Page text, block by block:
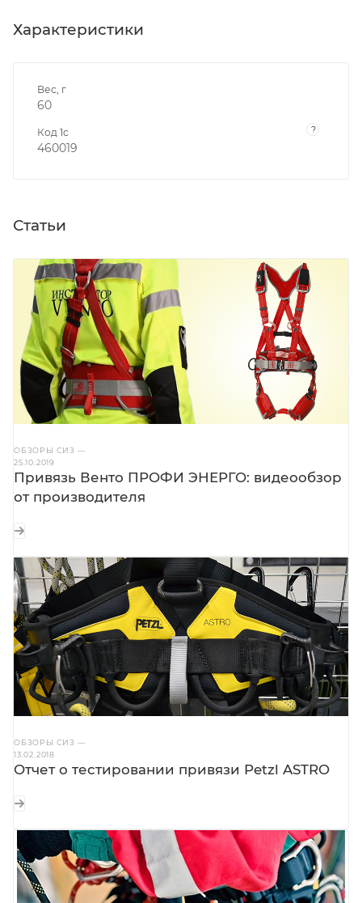
Характеристики
Вес, г
60
Код 1с ?
460019
Статьи
ОБЗОРЫ СИЗ —
25.10.2019
Привязь Венто ПРОФИ ЭНЕРГО: видеообзор
от производителя
ОБЗОРЫ СИЗ —
13.02.2018
Отчет о тестировании привязи Petzl ASTRO